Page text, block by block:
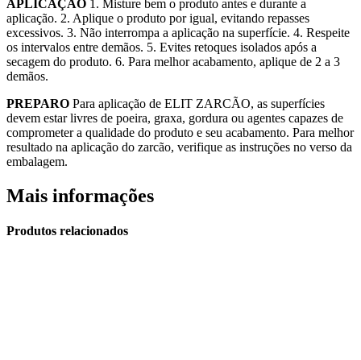
APLICAÇÃO 1. Misture bem o produto antes e durante a
aplicação. 2. Aplique o produto por igual, evitando repasses
excessivos. 3. Não interrompa a aplicação na superfície. 4. Respeite
os intervalos entre demãos. 5. Evites retoques isolados após a
secagem do produto. 6. Para melhor acabamento, aplique de 2 a 3
demãos.
PREPARO Para aplicação de ELIT ZARCÃO, as superfícies
devem estar livres de poeira, graxa, gordura ou agentes capazes de
comprometer a qualidade do produto e seu acabamento. Para melhor
resultado na aplicação do zarcão, verifique as instruções no verso da
embalagem.
Mais informações
Produtos relacionados